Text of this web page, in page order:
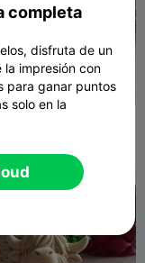
completa
disfruta de un
impresión con
para ganar puntos
solo en la